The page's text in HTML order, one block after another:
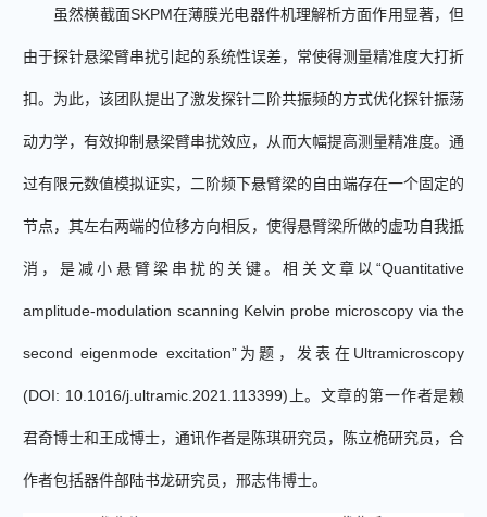
虽然横截面SKPM在薄膜光电器件机理解析方面作用显著，但
由于探针悬梁臂串扰引起的系统性误差，常使得测量精准度大打折
扣。为此，该团队提出了激发探针二阶共振频的方式优化探针振荡
动力学，有效抑制悬梁臂串扰效应，从而大幅提高测量精准度。通
过有限元数值模拟证实，二阶频下悬臂梁的自由端存在一个固定的
节点，其左右两端的位移方向相反，使得悬臂梁所做的虚功自我抵
消，是减小悬臂梁串扰的关键。相关文章以“Quantitative
amplitude-modulation scanning Kelvin probe microscopy via the
second eigenmode excitation”为题，发表在 Ultramicroscopy
(DOI: 10.1016/j.ultramic.2021.113399) 上。文章的第一作者是赖
君奇博士和王成博士，通讯作者是陈琪研究员，陈立桅研究员，合
作者包括器件部陆书龙研究员，邢志伟博士。